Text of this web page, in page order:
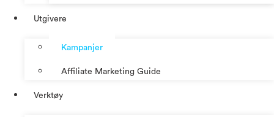
Utgivere
Kampanjer
Affiliate Marketing Guide
Verktøy